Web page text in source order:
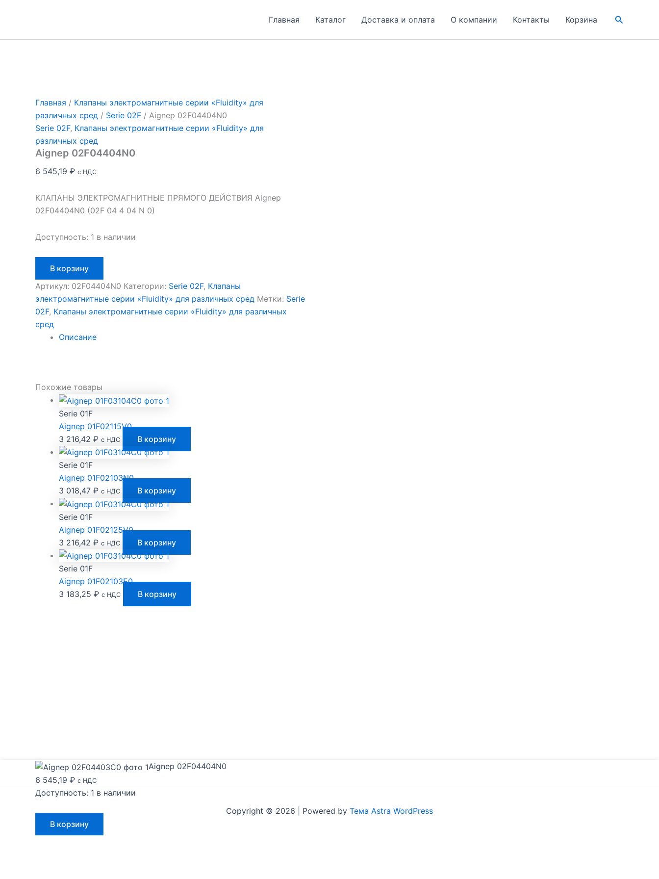
Главная Каталог Доставка и оплата О компании Контакты Корзина Поиск
Главная / Клапаны электромагнитные серии «Fluidity» для
различных сред / Serie 02F / Aignep 02F04404N0
Serie 02F, Клапаны электромагнитные серии «Fluidity» для
различных сред
Aignep 02F04404N0
6 545,19 ₽ с НДС
КЛАПАНЫ ЭЛЕКТРОМАГНИТНЫЕ ПРЯМОГО ДЕЙСТВИЯ Aignep
02F04404N0 (02F 04 4 04 N 0)
Доступность: 1 в наличии
товара
Aignep
02F04404N0
В корзину
Артикул: 02F04404N0 Категории: Serie 02F, Клапаны
электромагнитные серии «Fluidity» для различных сред Метки: Serie
02F, Клапаны электромагнитные серии «Fluidity» для различных
сред
Описание
Похожие товары
Serie 01F
Aignep 01F02115V0
3 216,42 ₽ с НДС В корзину
Serie 01F
Aignep 01F02103N0
3 018,47 ₽ с НДС В корзину
Serie 01F
Aignep 01F02125V0
3 216,42 ₽ с НДС В корзину
Serie 01F
Aignep 01F02103E0
3 183,25 ₽ с НДС В корзину
Copyright © 2026 | Powered by Тема Astra WordPress
Aignep 02F04404N0
6 545,19 ₽ с НДС
Доступность: 1 в наличии
товара
Aignep
В корзину